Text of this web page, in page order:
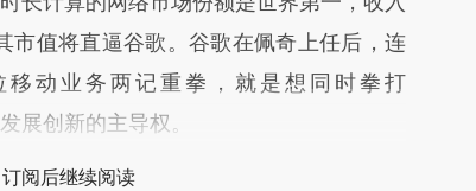
市值将直逼谷歌。谷歌在佩奇上任后，连
动业务两记重拳，就是想同时拳打
展创新的主导权。
阅后继续阅读